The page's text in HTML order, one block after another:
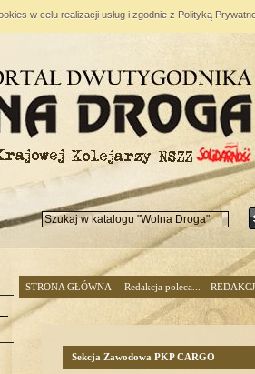
w celu realizacji usług i zgodnie z Polityką
STRONA GŁÓWNA Redakcja poleca...
Sekcja Zawodowa PKP CARGO